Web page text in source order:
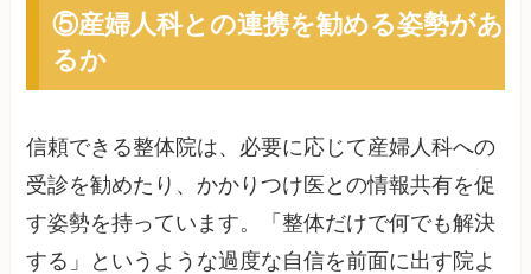
⑤産婦人科との連携を勧める姿勢があ
るか
信頼できる整体院は、必要に応じて産婦人科への
受診を勧めたり、かかりつけ医との情報共有を促
す姿勢を持っています。「整体だけで何でも解決
する」というような過度な自信を前面に出す院よ